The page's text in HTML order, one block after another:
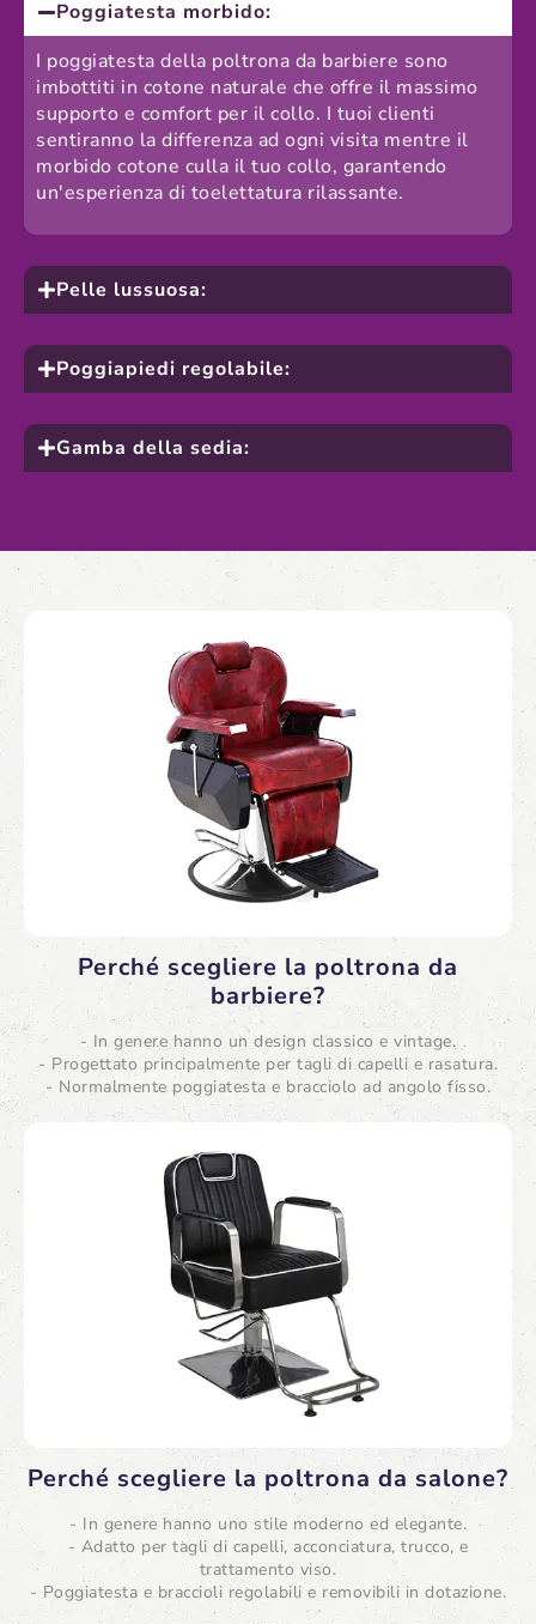
Poggiatesta morbido:
I poggiatesta della poltrona da barbiere sono
imbottiti in cotone naturale che offre il massimo
supporto e comfort per il collo. I tuoi clienti
sentiranno la differenza ad ogni visita mentre il
morbido cotone culla il tuo collo, garantendo
un'esperienza di toelettatura rilassante.
Pelle lussuosa:
Poggiapiedi regolabile:
Gamba della sedia:
Perché scegliere la poltrona da
barbiere?
- In genere hanno un design classico e vintage.
- Progettato principalmente per tagli di capelli e rasatura.
- Normalmente poggiatesta e bracciolo ad angolo fisso.
Perché scegliere la poltrona da salone?
- In genere hanno uno stile moderno ed elegante.
- Adatto per tagli di capelli, acconciatura, trucco, e
trattamento viso.
- Poggiatesta e braccioli regolabili e removibili in dotazione.